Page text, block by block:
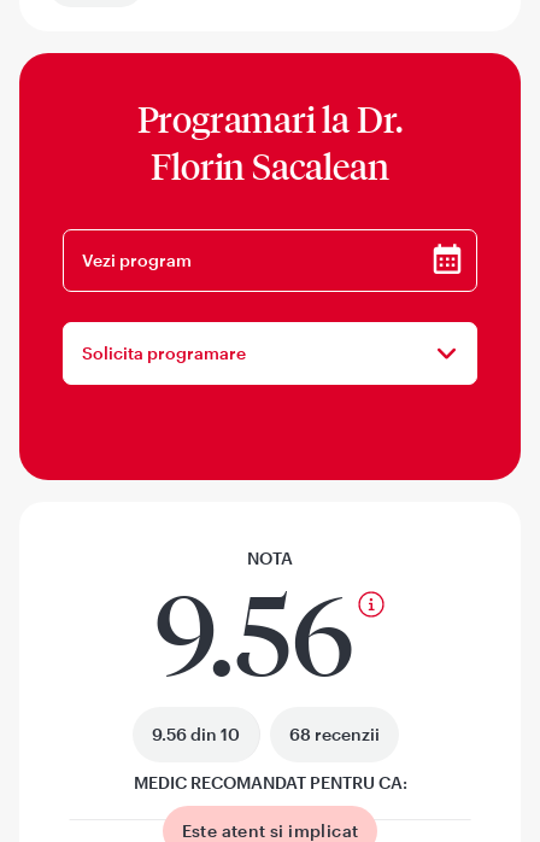
Programari laDr.
Florin Sacalean
Vezi program
Solicita programare
NOTA
9.56
9.56 din 10 68 recenzii
MEDIC RECOMANDAT PENTRU CA:
Este atent si implicat